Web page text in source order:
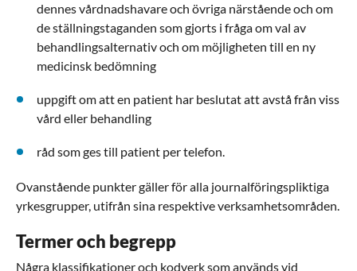
dennes vårdnadshavare och övriga närstående och om
de ställningstaganden som gjorts i fråga om val av
behandlingsalternativ och om möjligheten till en ny
medicinsk bedömning
uppgift om att en patient har beslutat att avstå från viss
vård eller behandling
råd som ges till patient per telefon.
Ovanstående punkter gäller för alla journalföringspliktiga
yrkesgrupper, utifrån sina respektive verksamhetsområden.
Termer och begrepp
Några klassifikationer och kodverk som används vid